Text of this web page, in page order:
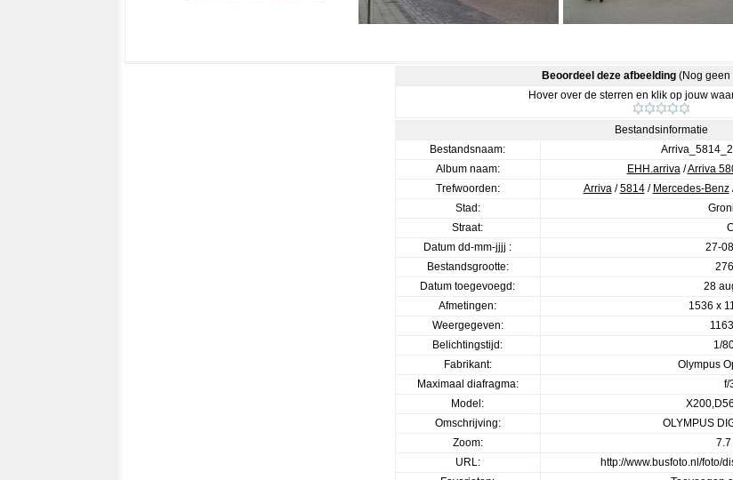
Beoordeel deze afbeelding (Nog geen
Hover over de sterren en klik op jouw
Bestandsinformatie
Bestandsnaam:
Album naam:
EHH.arriva/Arriva
Trefwoorden:
Arriva/5814/ Mercedes-Benz
Stad:
Straat:
Datum dd-mm-jjjj :
27-
Bestandsgrootte:
Datum toegevoegd:
28
Afmetingen:
1536 x
Weergegeven:
Belichtingstijd:
1/
Fabrikant:
Olympus
Maximaal diafragma:
f/
Model:
Omschrijving:
OLYMPUS
Zoom:
7.7
URL:
http://www.busfoto.nl/foto/